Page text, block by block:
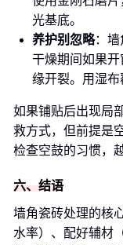
光基底。
养护别忽略：墙
干燥期间如果
缘开裂。用湿布
如果铺贴后出现局
救方式，但前提是
检查空鼓的习惯，
六、结语
墙角瓷砖处理的核
水率）、配好辅材